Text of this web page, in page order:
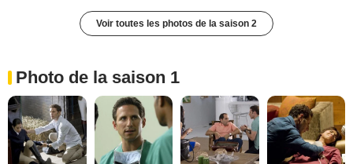
Voir toutes les photos de la saison 2
Photo de la saison 1